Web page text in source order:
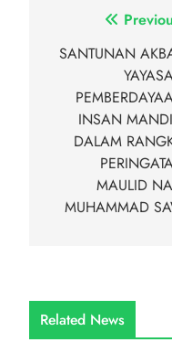
Navigasi
pos
SANTUNAN
INSAN
DALAM
MAULID
MUHAMMAD
Related News